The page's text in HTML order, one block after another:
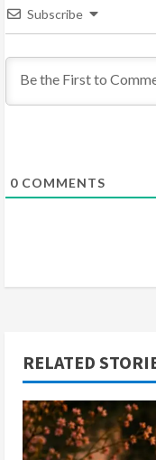
d
i
n
Subscribe
0 COMMENTS
RELATED